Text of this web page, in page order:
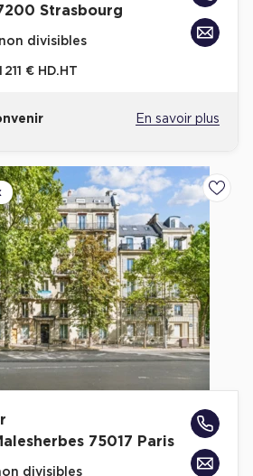
Strasbourg
divisibles
211 € HD.HT
En savoir plus
75017 Paris
divisibles